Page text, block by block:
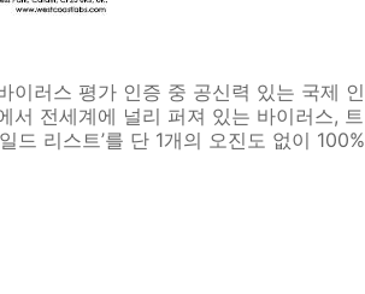
이러스 평가 인증 중 공신력 있는 국제 인
전세계에 널리 퍼져 있는 바이러스, 트
드 리스트’를 단 1개의 오진도 없이 100%